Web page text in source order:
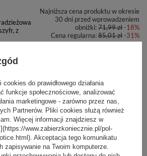
z
Najniższa cena produktu w okresie
30 dni przed wprowadzeniem
obniżki:71,99 zł-18%
Cena regularna:85,01 zł-31%
84,99 zł
do prawidłowego działania
funkcje społecznościowe, analizować
marketingowe - zarówno przez nas,
Partnerów. Pliki cookies służą również
Więcej informacji znajdziesz w
www.zabierzkoniecznie.pl/pol-
Akceptacja tego komunikatu
zapisywanie na Twoim komputerze.